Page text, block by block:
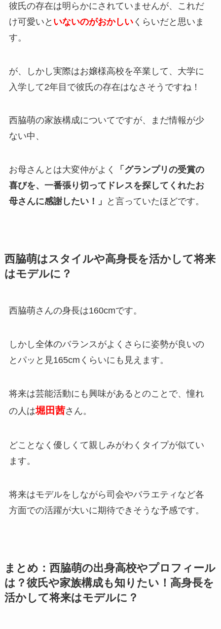
彼氏の存在は明らかにされていませんが、これだ
け可愛いと いないのがおかしいくらいだと思いま
す。
が、しかし実際はお嬢様高校を卒業して、大学に
入学して2年目で彼氏の存在はなさそうですね！
西脇萌の家族構成についてですが、まだ情報が少
ない中、
お母さんとは大変仲がよく
「グランプリの受賞の
喜びを、一番張り切ってドレスを探してくれたお
母さんに感謝したい！」
と言っていたほどです。
西脇萌はスタイルや高身長を活かして将来
はモデルに？
西脇萌さんの身長は160cmです。
しかし全体のバランスがよくさらに姿勢が良いの
とパッと見165cmくらいにも見えます。
将来は芸能活動にも興味があるとのことで、憧れ
の人は堀田茜さん。
どことなく優しくて親しみがわくタイプが似てい
ます。
将来はモデルをしながら司会やバラエティなど各
方面での活躍が大いに期待できそうな予感です。
まとめ：西脇萌の出身高校やプロフィール
は？彼氏や家族構成も知りたい！高身長を
活かして将来はモデルに？